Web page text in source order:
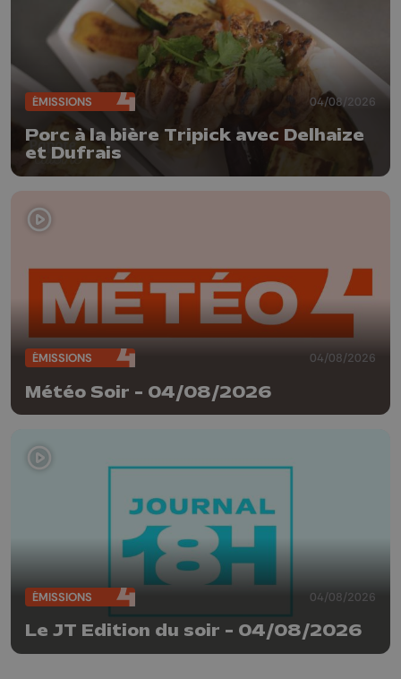
ÉMISSIONS 04/08/2026
Porc à la bière Tripick avec Delhaize
et Dufrais
ÉMISSIONS 04/08/2026
Météo Soir - 04/08/2026
ÉMISSIONS 04/08/2026
Le JT Edition du soir - 04/08/2026